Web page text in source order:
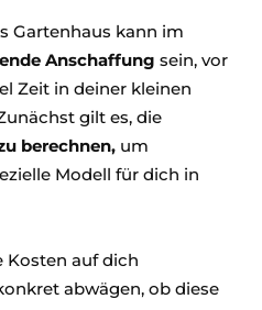
Gartenhaus kann im
Anschaffung sein, vor
Zeit in deiner kleinen
gilt es, die
berechnen, um
Modell für dich in
Kosten auf dich
abwägen, ob diese